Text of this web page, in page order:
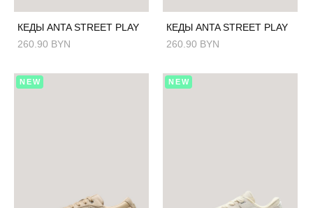
КЕДЫ ANTA STREET PLAY
260.90 BYN
КЕДЫ ANTA STREET PLAY
260.90 BYN
NEW NEW